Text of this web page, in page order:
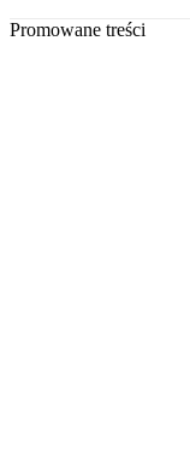
Promowane treści